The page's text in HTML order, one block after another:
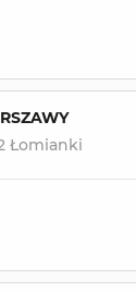
żądania ich
zgody w
Łomianki